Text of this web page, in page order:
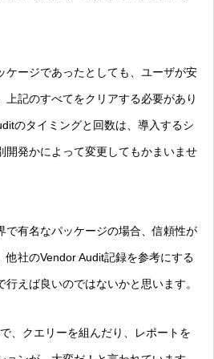
ケージであったとしても、ユーザが安
上記のすべてをクリアする必要があり
のタイミングと回数は、導入するシ
開発かによって変更してもかまいませ
で有名なパッケージの場合、信頼性が
他社のVendor Audit記録を参考にする
えば良いのではないかと思います。
、クエリーを組んだり、レポートを